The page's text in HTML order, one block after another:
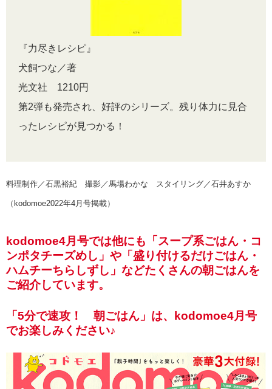
『力尽きレシピ』
犬飼つな／著
光文社 1210円
第2弾も発売され、好評のシリーズ。残り体力に見合
ったレシピが見つかる！
料理制作／石黒裕紀 撮影／馬場わかな スタイリング／石井あすか
（kodomoe2022年4月号掲載）
kodomoe4月号では他にも「スープ系ごはん・コ
ンポタチーズめし」や「盛り付けるだけごはん・
ハムチーちらしずし」などたくさんの朝ごはんを
ご紹介しています。
「5分で速攻！ 朝ごはん」は、kodomoe4月号
でお楽しみください♪